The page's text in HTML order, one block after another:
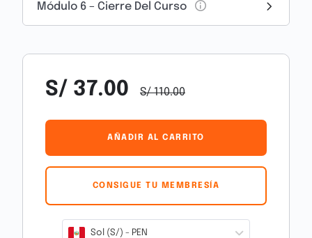
Módulo 6 – Cierre Del Curso
S/ 37.00 S/110.00
AÑADIR AL CARRITO
CONSIGUE TU MEMBRESÍA
Sol (S/) - PEN